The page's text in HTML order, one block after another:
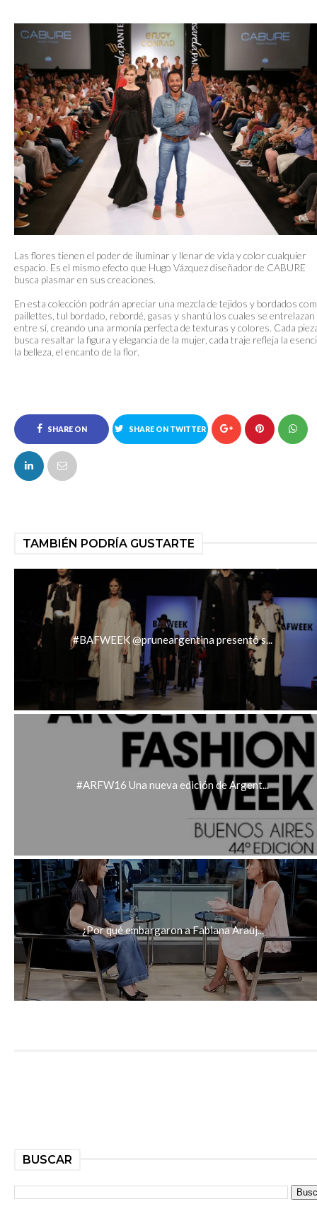
Las flores tienen el poder de iluminar y llenar de vida y color cualquier
espacio. Es el mismo efecto que Hugo Vázquez diseñador de CABURE
busca plasmar en sus creaciones.
En esta colección podrán apreciar una mezcla de tejidos y bordados
paillettes, tul bordado, rebordé, gasas y shantú los cuales se entrelazan
entre sí, creando una armonía perfecta de texturas y colores. Cada
busca resaltar la figura y elegancia de la mujer, cada traje refleja la
la belleza, el encanto de la flor.
SHARE ON
FACEBOOK
SHARE ON TWITTER
TAMBIÉN PODRÍA GUSTARTE
#BAFWEEK @pruneargentina presentó s...
#ARFW16 Una nueva edición de Argent...
¿Por qué embargaron a Fabiana Arauj...
BUSCAR